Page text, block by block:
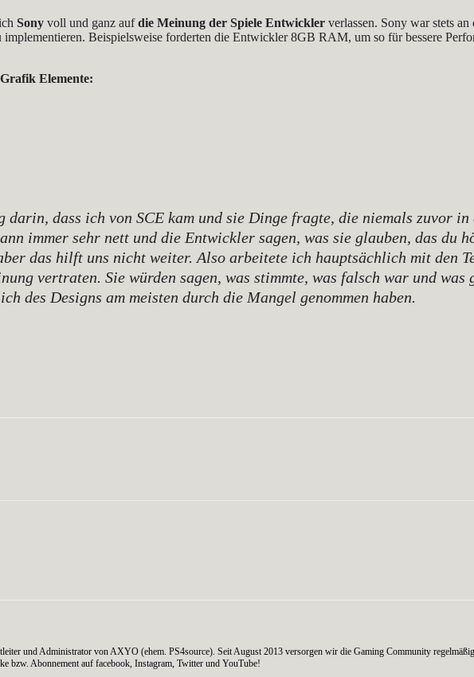
Sony voll und ganz aufdie Meinung der Spiele Entwickler verlassen. Sony war stets
Beispielsweise forderten die Entwickler 8GB RAM, um so für bessere
Elemente:
darin, dass ich von SCE kam und sie Dinge fragte, die niemals zuvor
immer sehr nett und die Entwickler sagen, was sie glauben, das du
das hilft uns nicht weiter. Also arbeitete ich hauptsächlich mit den
vertraten. Sie würden sagen, was stimmte, was falsch war und was
des Designs am meisten durch die Mangel genommen haben.
und Administrator von AXYO (ehem. PS4source). Seit August 2013 versorgen wir die Gaming Community
bzw. Abonnement auf facebook, Instagram, Twitter und YouTube!